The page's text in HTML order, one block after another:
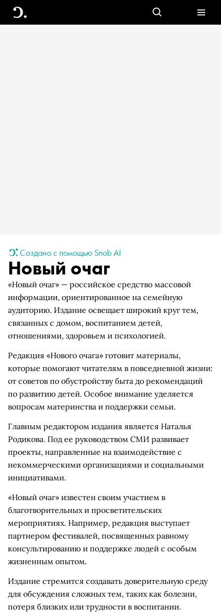
Создано с помощью Snob AI
Новый очаг
«Новый очаг» — российское средство массовой
информации, ориентированное на семейную
аудиторию. Издание освещает широкий круг тем,
связанных с домом, воспитанием детей,
отношениями, здоровьем и психологией.
Редакция «Нового очага» готовит материалы,
которые помогают читателям в повседневной жизни:
от советов по обустройству быта до рекомендаций
по развитию детей. Особое внимание уделяется
вопросам материнства и поддержки семьи.
Главным редактором издания является Наталья
Родикова. Под ее руководством СМИ развивает
проекты, направленные на взаимодействие с
некоммерческими организациями и социальными
инициативами.
«Новый очаг» известен своим участием в
благотворительных и просветительских
мероприятиях. Например, редакция выступает
партнером фестивалей, посвященных равному
консультированию и поддержке людей с особым
жизненным опытом.
Издание стремится создавать доверительную среду
для обсуждения сложных тем, таких как болезни,
потеря близких или трудности в воспитании.